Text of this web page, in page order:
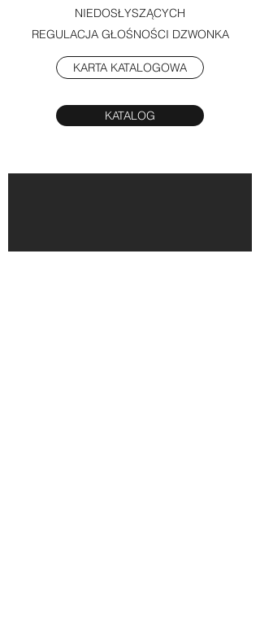
NIEDOSŁYSZĄCYCH
REGULACJA GŁOŚNOŚCI DZWONKA
KARTA KATALOGOWA
KATALOG